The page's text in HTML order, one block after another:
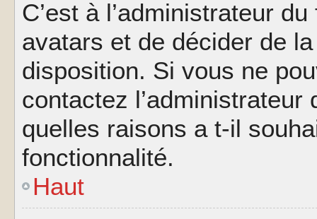
C’est à l’administrateur
avatars et de décider de
disposition. Si vous ne
contactez
quelles raisons a t-il
fonctionnalité.
Haut